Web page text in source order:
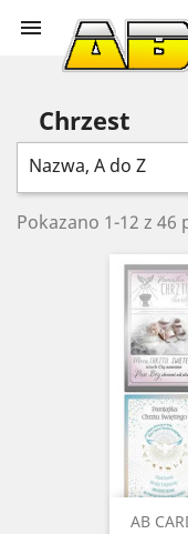

Chrzest
Nazwa, A do Z
Pokazano 1-12 z 46
AB